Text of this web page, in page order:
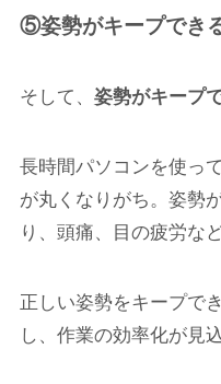
⑤姿勢がキープでき
そして、 姿勢がキープ
長時間パソコンを使っ
が丸くなりがち。姿勢
り、頭痛、目の疲労な
正しい姿勢をキープで
し、作業の効率化が見